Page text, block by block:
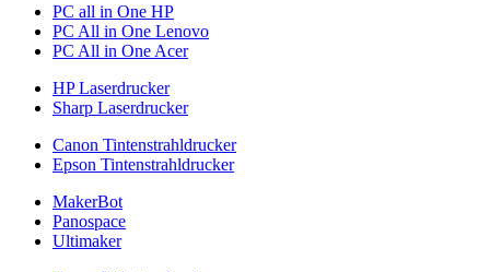
PC all in One HP
PC All in One Lenovo
PC All in One Acer
HP Laserdrucker
Sharp Laserdrucker
Canon Tintenstrahldrucker
Epson Tintenstrahldrucker
MakerBot
Panospace
Ultimaker